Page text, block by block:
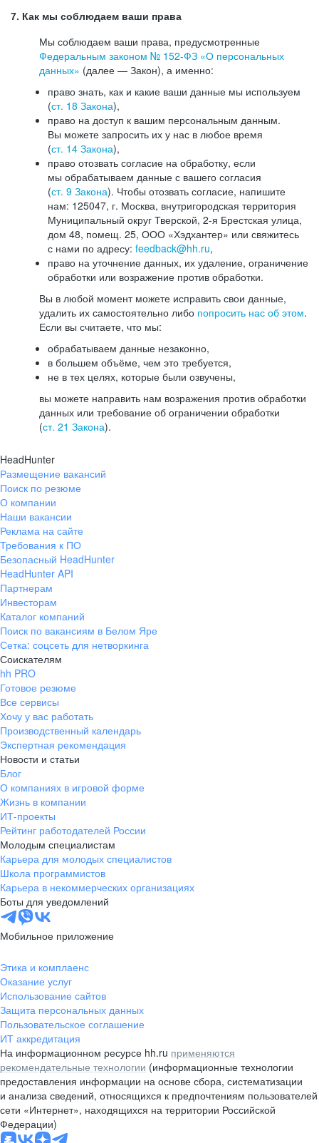
7. Как мы соблюдаем ваши права
Мы соблюдаем ваши права, предусмотренные
Федеральным законом № 152-ФЗ «О персональных
данных» (далее — Закон), а именно:
право знать, как и какие ваши данные мы используем
(ст. 18 Закона),
право на доступ к вашим персональным данным.
Вы можете запросить их у нас в любое время
(ст. 14 Закона),
право отозвать согласие на обработку, если
мы обрабатываем данные с вашего согласия
(ст. 9 Закона). Чтобы отозвать согласие, напишите
нам: 125047, г. Москва, внутригородская территория
Муниципальный округ Тверской, 2-я Брестская улица,
дом 48, помещ. 25, ООО «Хэдхантер» или свяжитесь
с нами по адресу: feedback@hh.ru,
право на уточнение данных, их удаление, ограничение
обработки или возражение против обработки.
Вы в любой момент можете исправить свои данные,
удалить их самостоятельно либо попросить нас об этом.
Если вы считаете, что мы:
обрабатываем данные незаконно,
в большем объёме, чем это требуется,
не в тех целях, которые были озвучены,
вы можете направить нам возражения против обработки
данных или требование об ограничении обработки
(ст. 21 Закона).
HeadHunter
Размещение вакансий
Поиск по резюме
О компании
Наши вакансии
Реклама на сайте
Требования к ПО
Безопасный HeadHunter
HeadHunter API
Партнерам
Инвесторам
Каталог компаний
Поиск по вакансиям в Белом Яре
Сетка: соцсеть для нетворкинга
Соискателям
hh PRO
Готовое резюме
Все сервисы
Хочу у вас работать
Производственный календарь
Экспертная рекомендация
Новости и статьи
Блог
О компаниях в игровой форме
Жизнь в компании
ИТ-проекты
Рейтинг работодателей России
Молодым специалистам
Карьера для молодых специалистов
Школа программистов
Карьера в некоммерческих организациях
Боты для уведомлений
Мобильное приложение
Этика и комплаенс
Оказание услуг
Использование сайтов
Защита персональных данных
Пользовательское соглашение
ИТ аккредитация
На информационном ресурсе hh.ru применяются
рекомендательные технологии (информационные технологии
предоставления информации на основе сбора, систематизации
и анализа сведений, относящихся к предпочтениям пользователей
сети «Интернет», находящихся на территории Российской
Федерации)